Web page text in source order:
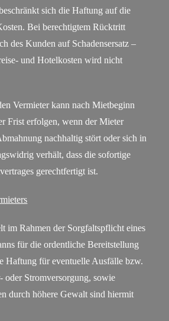
sich die Haftung auf die
Bei berechtigtem Rücktritt
des Kunden auf Schadensersatz –
und Hotelkosten wird nicht
Vermieter kann nach Mietbeginn
Frist erfolgen, wenn der Mieter
nachhaltig stört oder sich in
verhält, dass die sofortige
gerechtfertigt ist.
im Rahmen der Sorgfaltspflicht eines
für die ordentliche Bereitstellung
Haftung für eventuelle Ausfälle bzw.
oder Stromversorgung, sowie
durch höhere Gewalt sind hiermit